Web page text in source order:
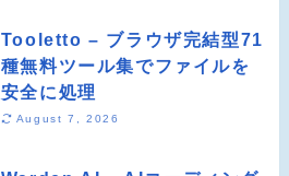
Tooletto – ブラウザ完結型71
種無料ツール集でファイルを
安全に処理
August 7, 2026